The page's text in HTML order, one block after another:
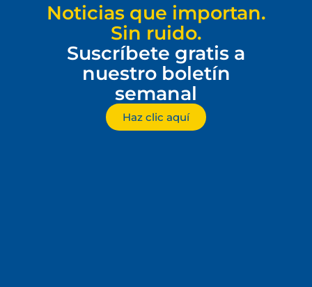
Noticias que importan.
Sin ruido.
Suscríbete gratis a
nuestro boletín
semanal
Haz clic aquí